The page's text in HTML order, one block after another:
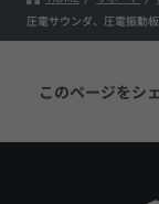
圧電サウンダ、圧電振動
このページをシ